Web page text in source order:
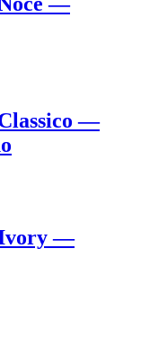
—
—